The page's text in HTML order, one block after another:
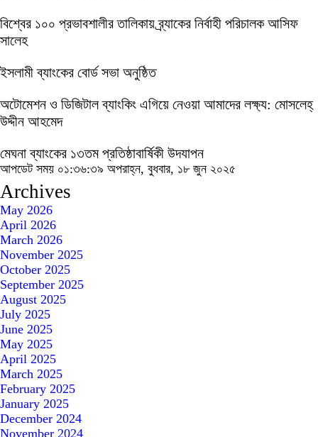
বিশ্বের ১০০ প্রভাবশালীর তালিকায় ব্র্যাকের নির্বাহী পরিচালক আসিফ
সালেহ
ইসলামী ব্যাংকের বোর্ড সভা অনুষ্ঠিত
অটোমেশন ও ডিজিটাল ব্যাংকিং এগিয়ে নেওয়া আমাদের লক্ষ্য: মোসলেহ্‌
উদ্দীন আহমেদ
মেঘনা ব্যাংকের ১৩তম প্রতিষ্ঠাবার্ষিকী উদযাপন
আপডেট সময় ০১:৩৬:৩৯ অপরাহ্ন, বুধবার, ১৮ জুন ২০২৫
Archives
May 2026
April 2026
March 2026
November 2025
October 2025
September 2025
August 2025
July 2025
June 2025
May 2025
April 2025
March 2025
February 2025
January 2025
December 2024
November 2024